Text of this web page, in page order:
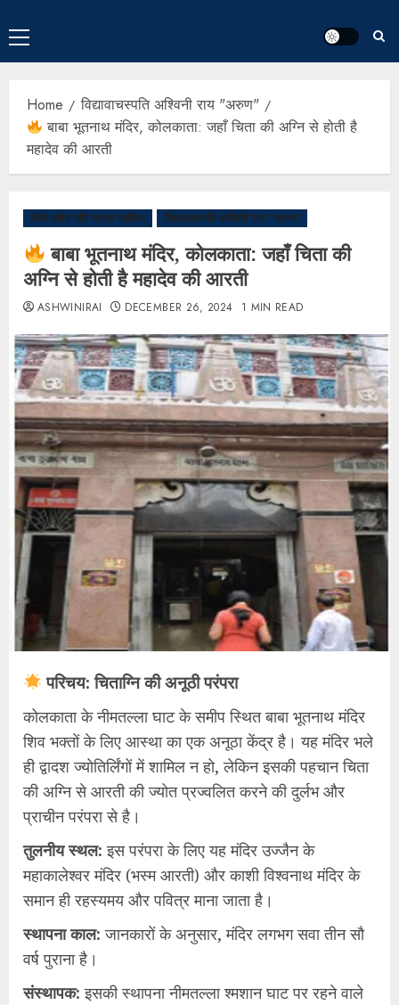
Home
विद्यावाचस्पति अश्विनी राय "अरुण"
बाबा भूतनाथ मंदिर, कोलकाता: जहाँ चिता की अग्नि से होती है
महादेव की आरती
मंदिर दर्शन और यात्रा साहित्य विद्यावाचस्पति अश्विनी राय "अरुण"
बाबा भूतनाथ मंदिर, कोलकाता: जहाँ चिता की
अग्नि से होती है महादेव की आरती
ASHWINIRAI DECEMBER 26, 2024 1 MIN READ
परिचय: चिताग्नि की अनूठी परंपरा
​कोलकाता के नीमतल्ला घाट के समीप स्थित बाबा भूतनाथ मंदिर
शिव भक्तों के लिए आस्था का एक अनूठा केंद्र है। यह मंदिर भले
ही द्वादश ज्योतिर्लिंगों में शामिल न हो, लेकिन इसकी पहचान चिता
की अग्नि से आरती की ज्योत प्रज्वलित करने की दुर्लभ और
प्राचीन परंपरा से है।
​तुलनीय स्थल: इस परंपरा के लिए यह मंदिर उज्जैन के
महाकालेश्वर मंदिर (भस्म आरती) और काशी विश्वनाथ मंदिर के
समान ही रहस्यमय और पवित्र माना जाता है।
​स्थापना काल: जानकारों के अनुसार, मंदिर लगभग सवा तीन सौ
वर्ष पुराना है।
​संस्थापक: इसकी स्थापना नीमतल्ला श्मशान घाट पर रहने वाले